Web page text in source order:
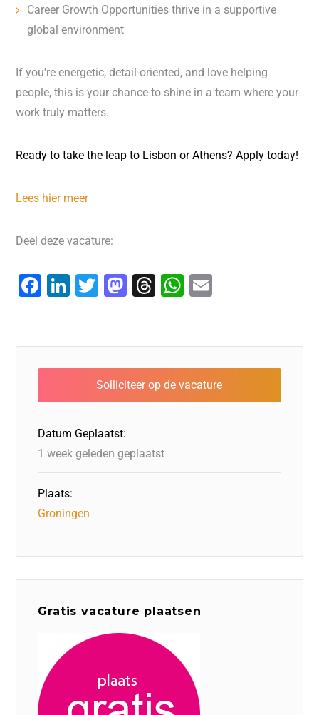
Career Growth Opportunities thrive in a supportive
global environment
If you're energetic, detail-oriented, and love helping
people, this is your chance to shine in a team where your
work truly matters.
Ready to take the leap to Lisbon or Athens? Apply today!
Lees hier meer
Deel deze vacature:
F
e
b
o
o
k
Li
e
dI
n
T
er
M
o
d
o
T
a
d
s
W
s
A
p
l
Datum Geplaatst:
1 week geleden geplaatst
Plaats:
Groningen
Gratis vacature plaatsen